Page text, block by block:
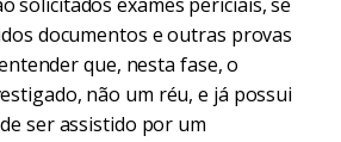
documentos e outras provas
que, nesta fase, o
não um réu, e já possui
ser assistido por um